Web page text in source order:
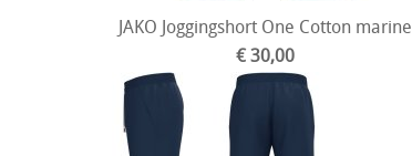
JAKO Joggingshort One Cotton marine
€ 30,00